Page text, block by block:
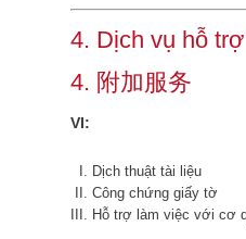
4. Dịch vụ hỗ
4. 附加服务
VI:
Dịch thuật tài liệu
Công chứng giấy tờ
Hỗ trợ làm việc với cơ